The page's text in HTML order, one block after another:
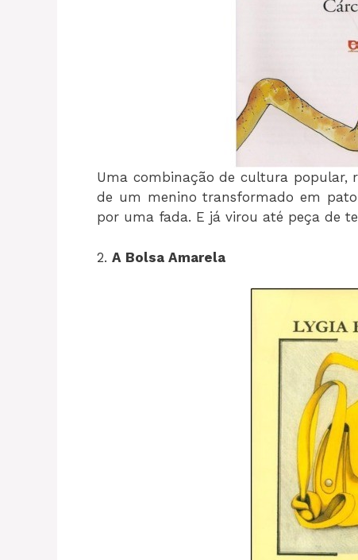
Uma combinação de cultura popular,
de um menino transformado em
por uma fada. E já virou até peça de
2. A Bolsa Amarela